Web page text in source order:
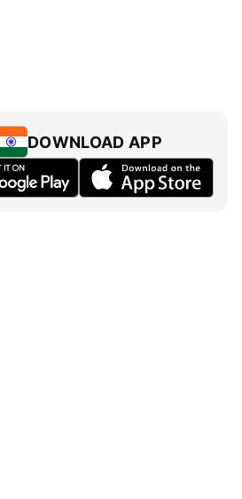
DOWNLOAD APP